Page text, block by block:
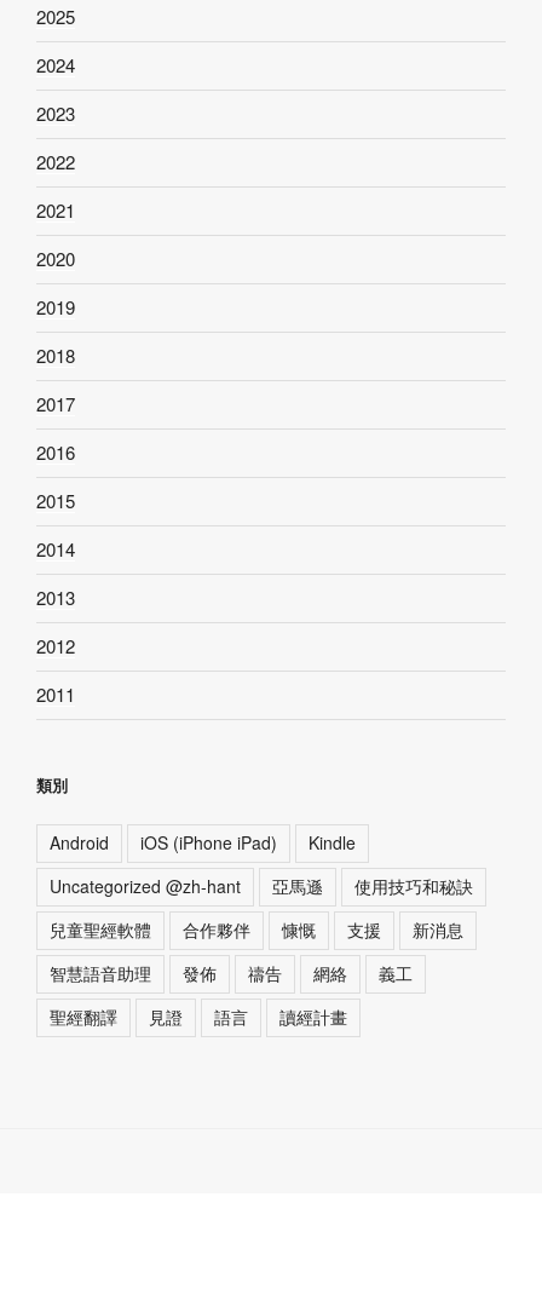
2025
2024
2023
2022
2021
2020
2019
2018
2017
2016
2015
2014
2013
2012
2011
類別
Android iOS (iPhone iPad)
Kindle
Uncategorized @zh-hant
亞馬遜
使用技巧和秘訣
兒童聖經軟體
合作夥伴 慷慨 支援
新消息
智慧語音助理
發佈 禱告 網絡
義工
聖經翻譯
見證 語言 讀經計畫